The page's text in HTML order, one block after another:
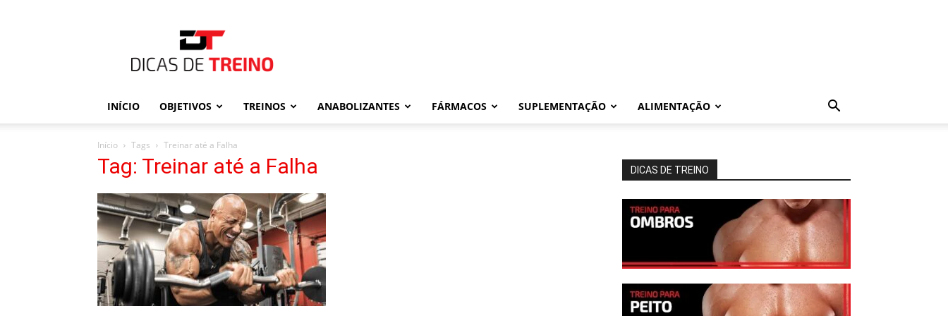
de
Treino
INÍCIO OBJETIVOS TREINOS ANABOLIZANTES FÁRMACOS SUPLEMENTAÇÃO ALIMENTAÇÃO
Início Tags Treinar até a Falha
Tag: Treinar até a Falha DICAS DE TREINO